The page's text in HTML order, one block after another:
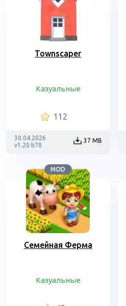
Townscaper
Казуальные
112
30.04.2026
v1.20 b70
37 MB
MOD
Семейная Ферма
Казуальные